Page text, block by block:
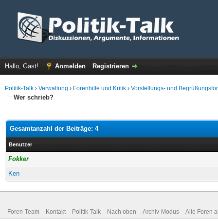
Hallo, Gast! Anmelden Registrieren
Politik-Talk › Verwaltung › Forenhilfe und Kritik › Vorstellungs- und
Wer schrieb?
Gesamtanzahl der Beiträge: 4
Benutzer
Fokker
Ken
Foren-Team Kontakt Politik-Talk Nach oben Archiv-Modus Alle Foren